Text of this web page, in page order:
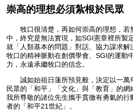
崇高的理想必須紮根於民眾
牧口很清楚，再如何崇高的理想，若
中，終究是無法實現，如SGI憲章裡所製
就「人類基本的問題」對話、協力謀求解
牧口的精神脈動在創價學會、SGI的運動
力，永遠承繼牧口的信念。
誠如始祖日蓮所預見般，決定以一萬
民眾的「和平」「文化」與「教育」的
我所尊敬的諸位先生攜手貫徹有勇氣的行
者的「和平21世紀」。